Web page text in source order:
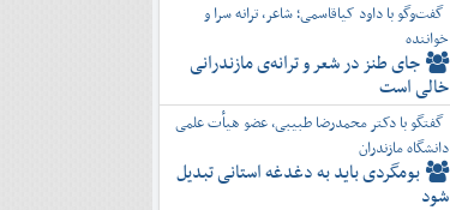
گفت‌وگو با داود کیاقاسمی؛ شاعر، ترانه سرا و
خواننده
جای طنز در شعر و ترانه‌ی مازندرانی
خالی است
گفتگو با دکتر محمدرضا طبیبی، عضو هیأت علمی
دانشگاه مازندران
بومگردی باید به دغدغه استانی تبدیل
شود